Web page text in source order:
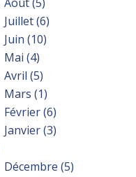
Juillet(6)
Juin (10)
Mai (4)
Avril (5)
Mars (1)
Février(6)
Janvier(3)
Décembre (5)